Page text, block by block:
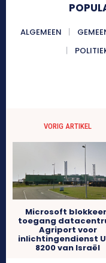
ALGEMEEN
VORIG ARTIKEL
Microsoft
toegang
Agriport voor
inlichtingendienst
8200 van Israël